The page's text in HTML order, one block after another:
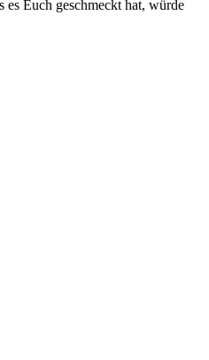
Euch geschmeckt hat, würde